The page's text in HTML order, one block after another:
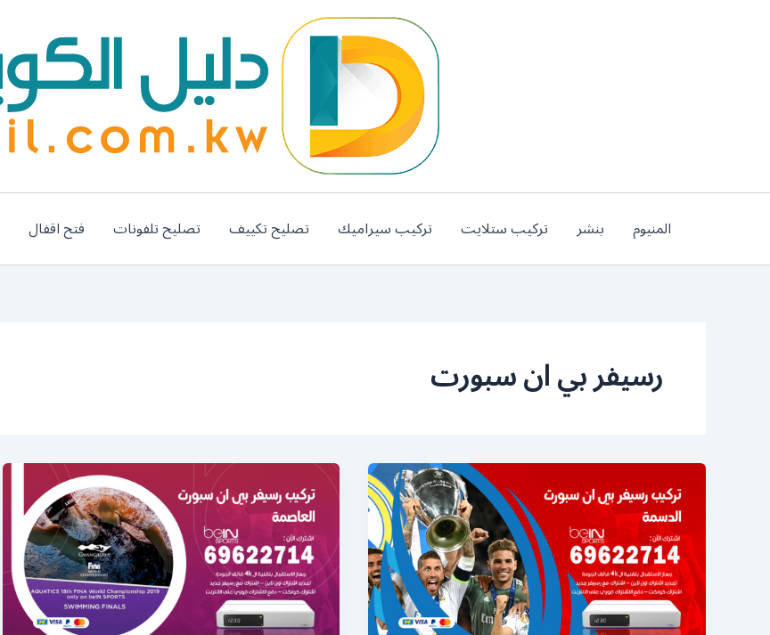
المنيوم بنشر تركيب ستلايت تركيب سيراميك تصليح تكييف تصليح تلفونات فتح اقفال
رسيفر بي ان سبورت